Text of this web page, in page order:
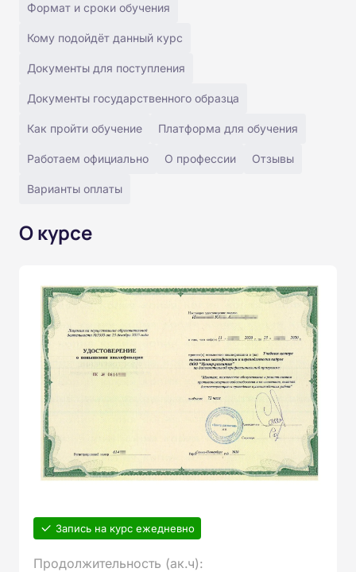
Формат и сроки обучения
Кому подойдёт данный курс
Документы для поступления
Документы государственного образца
Как пройти обучение Платформа для обучения
Работаем официально О профессии Отзывы
Варианты оплаты
О курсе
Запись на курс ежедневно
Продолжительность (ак.ч):